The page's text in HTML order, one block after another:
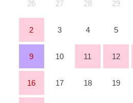
26 27 28 29
2 3 4 5
9 10 11 12
16 17 18 19